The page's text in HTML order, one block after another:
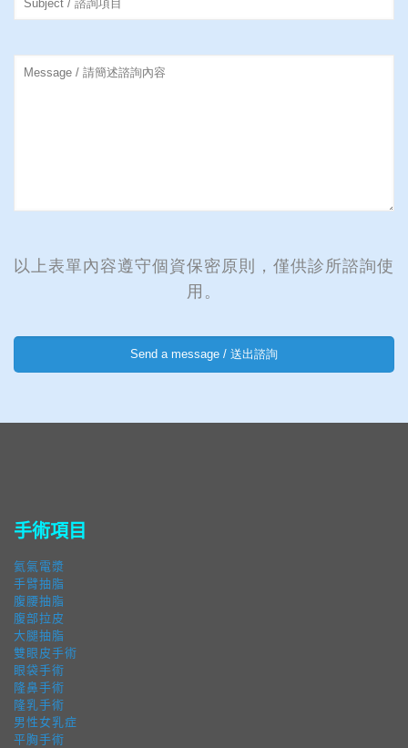
以上表單內容遵守個資保密原則，僅供診所諮詢使
用。
手術項目
氦氣電漿
手臂抽脂
腹腰抽脂
腹部拉皮
大腿抽脂
雙眼皮手術
眼袋手術
隆鼻手術
隆乳手術
男性女乳症
平胸手術